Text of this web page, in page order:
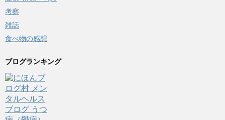
考察
雑話
食べ物の感想
ブログランキング